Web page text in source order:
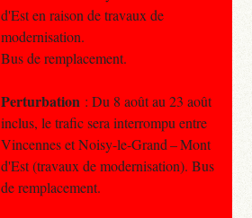
d'Est en raison de travaux de
modernisation.
Bus de remplacement.
Perturbation : Du 8 août au 23 août
inclus, le trafic sera interrompu entre
Vincennes et Noisy-le-Grand – Mont
d'Est (travaux de modernisation). Bus
de remplacement.